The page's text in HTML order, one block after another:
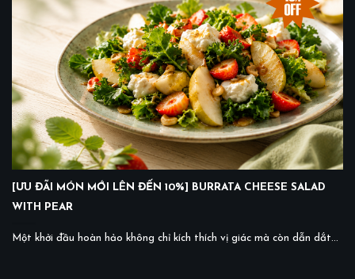
[ƯU ĐÃI MÓN MỚI LÊN ĐẾN 10%] BURRATA CHEESE SALAD
WITH PEAR
Một khởi đầu hoàn hảo không chỉ kích thích vị giác mà còn dẫn dắt...